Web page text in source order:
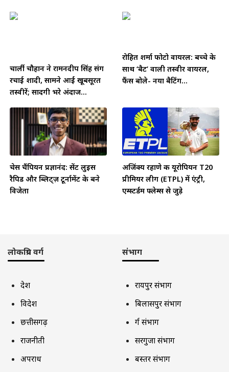
चार्ली चौहान ने रामनदीप सिंह संग
रचाई शादी, सामने आईं खूबसूरत
तस्वीरें; सादगी भरे अंदाज...
रोहित शर्मा फोटो वायरल: बच्चे के
साथ ‘बैट’ वाली तस्वीर वायरल,
फैंस बोले- नया बैटिंग...
चेस चैंपियन प्रज्ञानंद: सेंट लुइस
रैपिड और ब्लिट्ज़ टूर्नामेंट के बने
विजेता
अजिंक्य रहाणे की यूरोपियन T20
प्रीमियर लीग (ETPL) में एंट्री,
एम्स्टर्डम फ्लेम्स से जुड़े
लोकप्रिय वर्ग
देश
विदेश
छत्तीसगढ़
राजनीती
अपराध
संभाग
रायपुर संभाग
बिलासपुर संभाग
दुर्ग संभाग
सरगुजा संभाग
बस्तर संभाग